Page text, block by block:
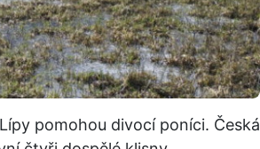
pomohou divocí poníci. Česká